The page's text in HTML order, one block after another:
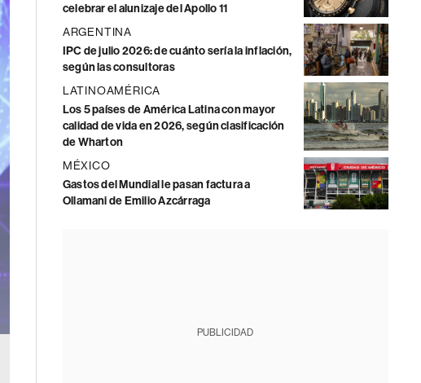
celebrar el alunizaje del Apollo 11
ARGENTINA
IPC de julio 2026: de cuánto sería la inflación,
según las consultoras
LATINOAMÉRICA
Los 5 países de América Latina con mayor
calidad de vida en 2026, según clasificación
de Wharton
MÉXICO
Gastos del Mundial le pasan factura a
Ollamani de Emilio Azcárraga
PUBLICIDAD